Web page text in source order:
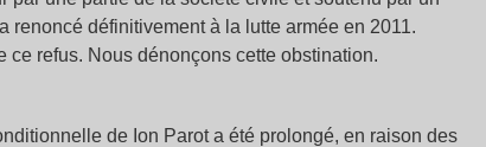
renoncé définitivement à la lutte armée en 2011.
ce refus. Nous dénonçons cette obstination.
de Ion Parot a été prolongé, en raison des